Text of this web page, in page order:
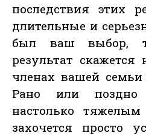
последствия этих
длительные и
был ваш выбор,
результат
членах вашей
Рано или поздно
настолько
захочется просто